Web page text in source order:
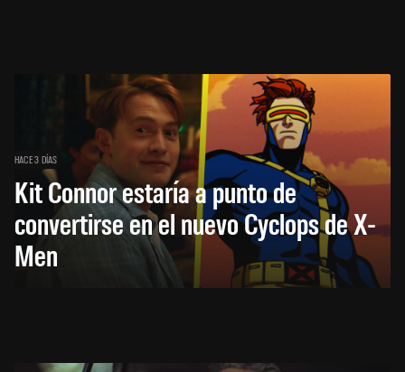
HACE 3 DÍAS
Kit Connor estaría a punto de
convertirse en el nuevo Cyclops de X-
Men